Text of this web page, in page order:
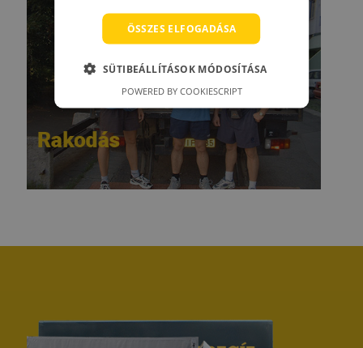
ÖSSZES ELFOGADÁSA
SÜTIBEÁLLÍTÁSOK MÓDOSÍTÁSA
POWERED BY COOKIESCRIPT